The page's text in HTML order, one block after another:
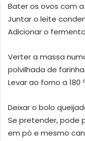
Bater os ovos com
Juntar o leite
Adicionar o
Verter a massa
polvilhada de farinha.
Levar ao forno a 180
Deixar o bolo
Se pretender, pode
em pó e mesmo